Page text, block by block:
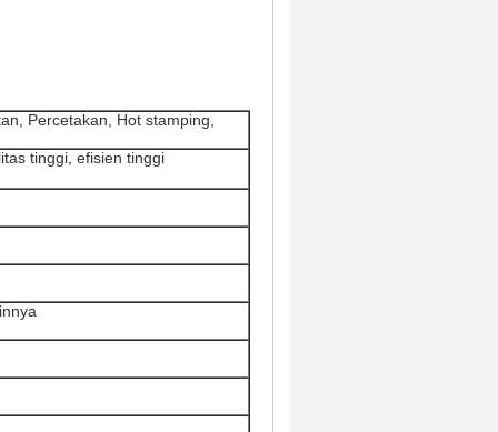
Percetakan, Hot stamping,
tinggi, efisien tinggi